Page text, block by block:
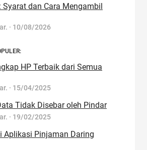
Syarat dan Cara Mengambil
· 10/08/2026
HP Terbaik dari Semua
· 15/04/2025
Tidak Disebar oleh Pindar
· 19/02/2025
Aplikasi Pinjaman Daring